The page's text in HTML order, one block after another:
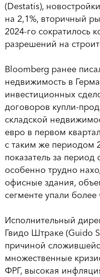
(Destatis),
на 2,1%, вторичный
2024-го сократилось
разрешений на
Bloomberg ранее
недвижимость в
инвестиционных
договоров купли-
складской
евро в первом
с таким же периодом
показатель за
особенно трудно
офисные здания,
сегменте упали более
Исполнительный
Гвидо Штраке (Guido
причиной
множественные
ФРГ, высокая